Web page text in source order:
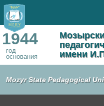
1944
год
основания
имени
Mozyr State Pedagogical